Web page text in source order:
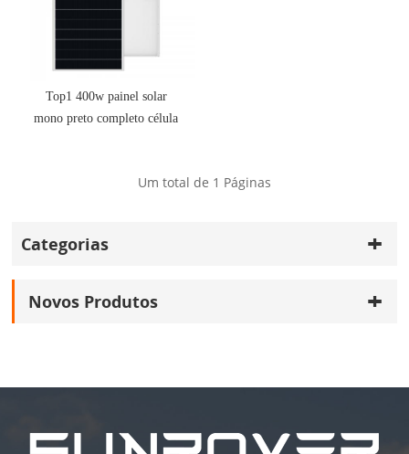
Top1 400w painel solar
mono preto completo célula
Um total de 1 Páginas
Categorias
Novos Produtos